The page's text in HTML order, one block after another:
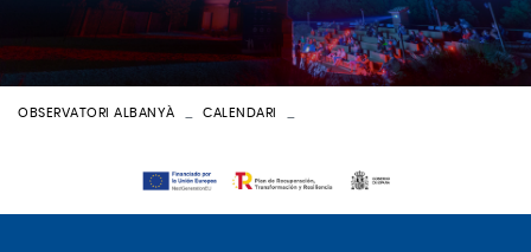
OBSERVATORI ALBANYÀ CALENDARI